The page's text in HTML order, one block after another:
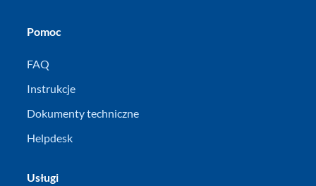
Pomoc
FAQ
Instrukcje
Dokumenty techniczne
Helpdesk
Usługi